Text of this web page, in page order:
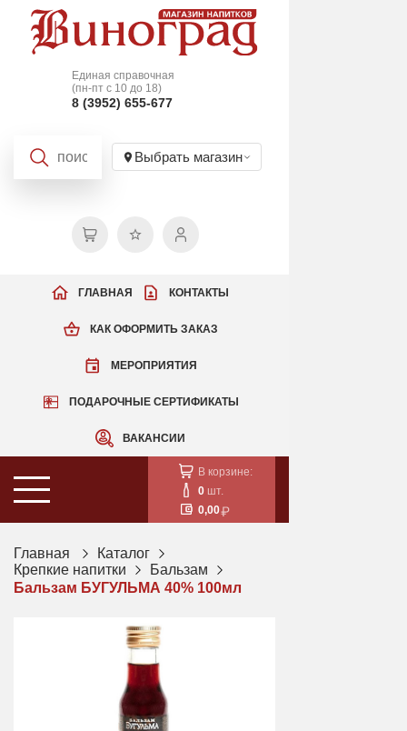
Единая справочная
(пн-пт с 10 до 18)
8 (3952) 655-677
Выбрать магазин
КАК ОФОРМИТЬ ЗАКАЗ
МЕРОПРИЯТИЯ
ПОДАРОЧНЫЕ СЕРТИФИКАТЫ
ВАКАНСИИ
ГЛАВНАЯ КОНТАКТЫ
В корзине:
0 шт.
0,00
Главная
Каталог
Крепкие напитки
Бальзам
Бальзам БУГУЛЬМА 40% 100мл